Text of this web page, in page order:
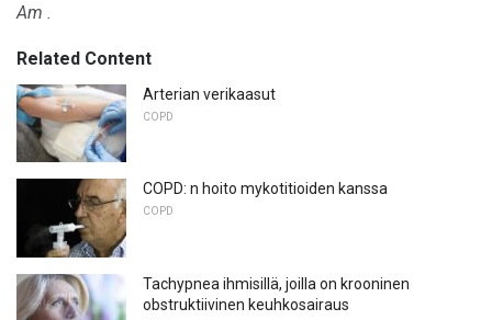
Am .
Related Content
Arterian verikaasut
COPD
COPD: n hoito mykotitioiden kanssa
COPD
Tachypnea ihmisillä, joilla on krooninen
obstruktiivinen keuhkosairaus